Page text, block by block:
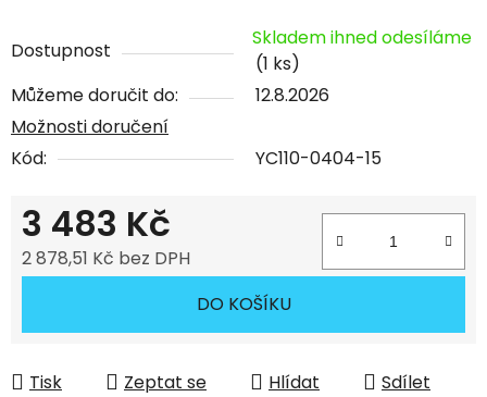
Dostupnost
Skladem ihned odesíláme
(1 ks)
Můžeme doručit do:
12.8.2026
Možnosti doručení
Kód:
YC110-0404-15
3 483 Kč
2 878,51 Kč bez DPH
DO KOŠÍKU
Tisk Zeptat se Hlídat Sdílet